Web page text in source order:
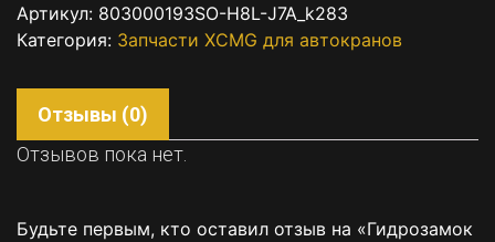
Артикул: 803000193SO-H8L-J7A_k283
Категория: Запчасти XCMG для автокранов
Отзывы (0)
Отзывов пока нет.
Будьте первым, кто оставил отзыв на «Гидрозамок